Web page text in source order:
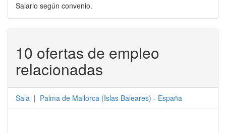
Salario según convenio.
10 ofertas de empleo
relacionadas
Sala | Palma de Mallorca (Islas Baleares) - España